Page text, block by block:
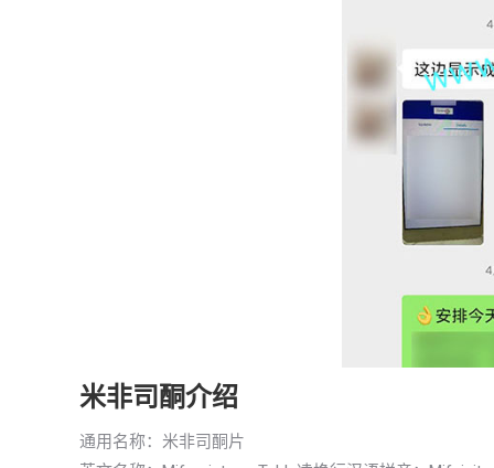
米非司酮介绍
通用名称：米非司酮片